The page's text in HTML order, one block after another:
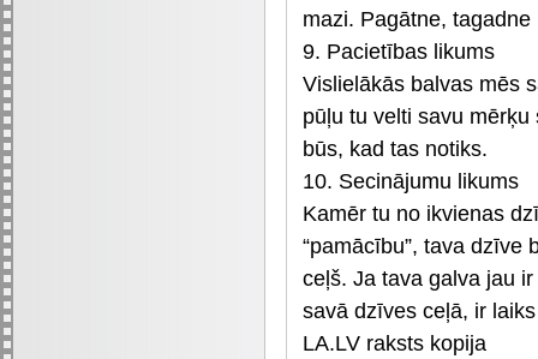
mazi. Pagātne,
9. Pacietības likums
Vislielākās balvas mēs
pūļu tu velti savu
būs, kad tas notiks.
10. Secinājumu likums
Kamēr tu no ikvienas
“pamācību”, tava dzīve
ceļš. Ja tava galva jau
savā dzīves ceļā, ir
LA.LV raksts kopija